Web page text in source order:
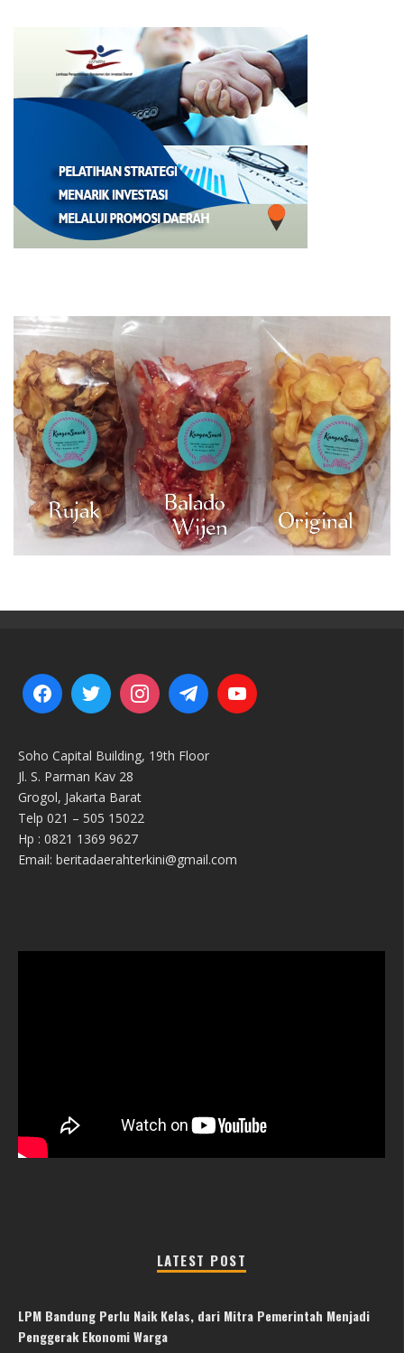
Soho Capital Building, 19th Floor
Jl. S. Parman Kav 28
Grogol, Jakarta Barat
Telp 021 – 505 15022
Hp : 0821 1369 9627
Email: beritadaerahterkini@gmail.com
LATEST POST
LPM Bandung Perlu Naik Kelas, dari Mitra Pemerintah Menjadi
Penggerak Ekonomi Warga